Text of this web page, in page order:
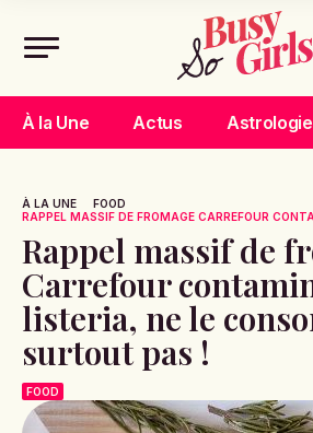
À la Une Actus Astrologie
À LA UNE
FOOD
RAPPEL MASSIF DE FROMAGE CARREFOUR
Rappel massif de
Carrefour
listeria, ne le
surtout pas !
FOOD